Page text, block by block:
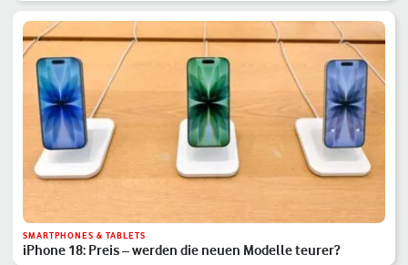
SMARTPHONES & TABLETS
iPhone 18: Preis – werden die neuen Modelle teurer?